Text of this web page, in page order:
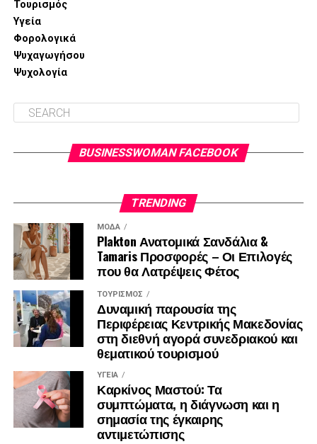
Τουρισμός
Υγεία
Φορολογικά
Ψυχαγωγήσου
Ψυχολογία
BUSINESSWOMAN FACEBOOK
TRENDING
ΜΌΔΑ
Plakton Ανατομικά Σανδάλια &
Tamaris Προσφορές – Οι Επιλογές
που θα Λατρέψεις Φέτος
ΤΟΥΡΙΣΜΌΣ
Δυναμική παρουσία της
Περιφέρειας Κεντρικής Μακεδονίας
στη διεθνή αγορά συνεδριακού και
θεματικού τουρισμού
ΥΓΕΊΑ
Καρκίνος Μαστού: Τα
συμπτώματα, η διάγνωση και η
σημασία της έγκαιρης
αντιμετώπισης